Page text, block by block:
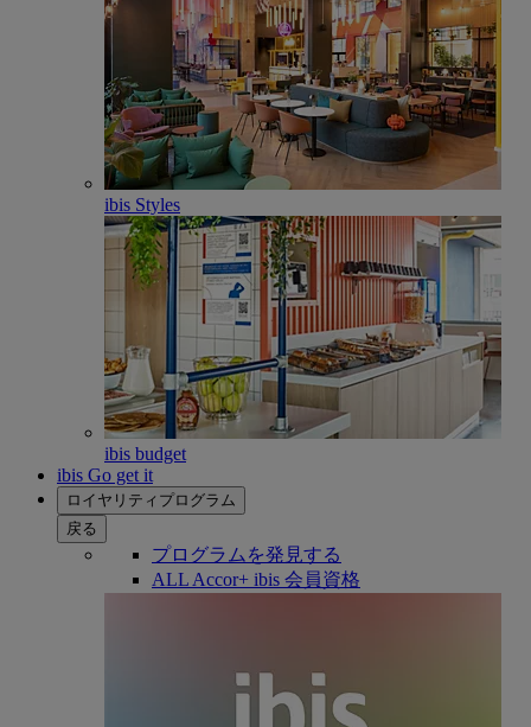
ibis Styles
ibis budget
ibis Go get it
ロイヤリティプログラム
戻る
プログラムを発見する
ALL Accor+ ibis 会員資格